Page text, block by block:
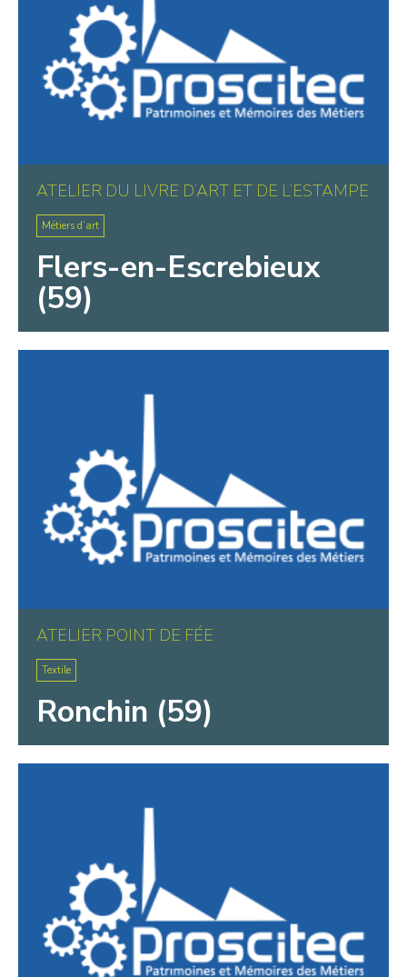
ATELIER DU LIVRE D’ART ET DE L’ESTAMPE
Métiers d’art
Flers-en-Escrebieux
(59)
ATELIER POINT DE FÉE
Textile
Ronchin (59)